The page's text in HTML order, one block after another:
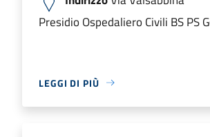
Presidio Ospedaliero Civili BS PS
LEGGI DI PIÙ